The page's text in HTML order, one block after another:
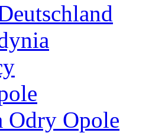
Odry Opole